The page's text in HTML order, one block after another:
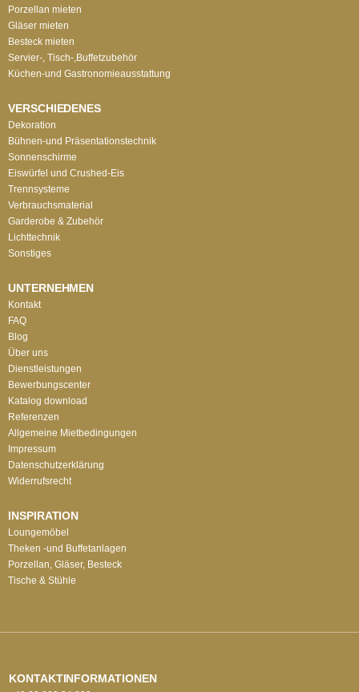
Porzellan mieten
Gläser mieten
Besteck mieten
Servier-, Tisch-,Buffetzubehör
Küchen-und Gastronomieausstattung
VERSCHIEDENES
Dekoration
Bühnen-und Präsentationstechnik
Sonnenschirme
Eiswürfel und Crushed-Eis
Trennsysteme
Verbrauchsmaterial
Garderobe & Zubehör
Lichttechnik
Sonstiges
UNTERNEHMEN
Kontakt
FAQ
Blog
Über uns
Dienstleistungen
Bewerbungscenter
Katalog download
Referenzen
Allgemeine Mietbedingungen
Impressum
Datenschutzerklärung
Widerrufsrecht
INSPIRATION
Loungemöbel
Theken -und Buffetanlagen
Porzellan, Gläser, Besteck
Tische & Stühle
KONTAKTINFORMATIONEN